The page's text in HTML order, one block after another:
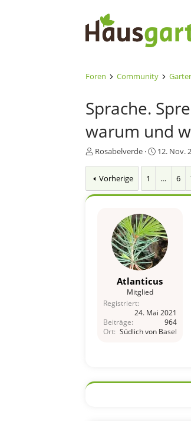
Foren Community
Sprache.
warum und
E
t
e
Rosabelverde
E
e
t
a
m
12. Nov.
Vorherige 1 … 6
Atlanticus
Mitglied
Registriert
24. Mai 2021
Beiträge
964
Ort
Südlich von Basel